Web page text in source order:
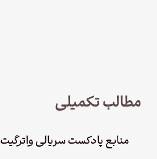
مطالب تکمیلی
منابع پادکست سریالی واترگیت